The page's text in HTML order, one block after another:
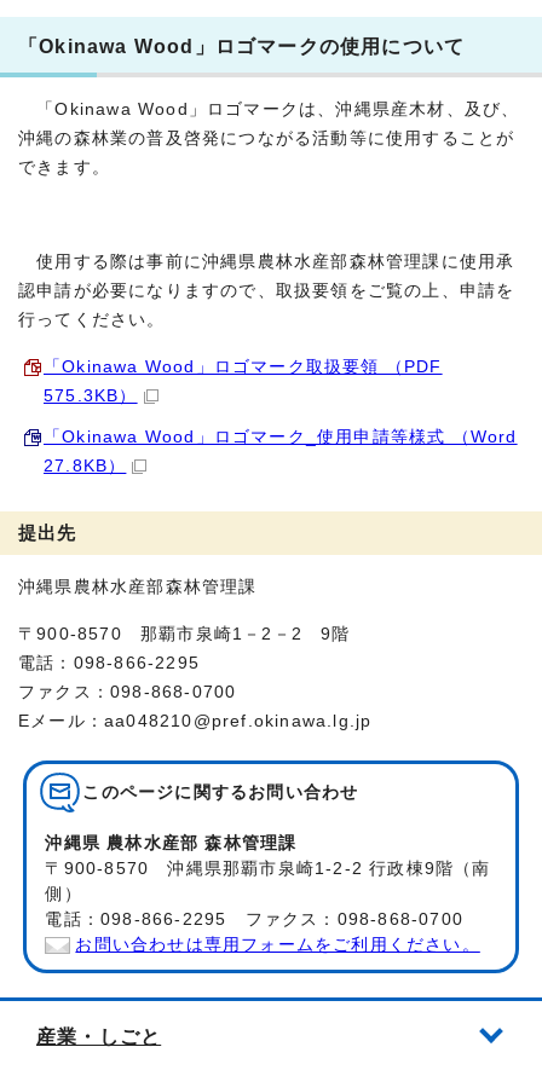
「Okinawa Wood」ロゴマークの使用について
「Okinawa Wood」ロゴマークは、沖縄県産木材、及び、
沖縄の森林業の普及啓発につながる活動等に使用することが
できます。
使用する際は事前に沖縄県農林水産部森林管理課に使用承
認申請が必要になりますので、取扱要領をご覧の上、申請を
行ってください。
「Okinawa Wood」ロゴマーク取扱要領 （PDF
575.3KB）
「Okinawa Wood」ロゴマーク_使用申請等様式 （Word
27.8KB）
提出先
沖縄県農林水産部森林管理課
〒900-8570 那覇市泉崎1－2－2 9階
電話：098-866-2295
ファクス：098-868-0700
Eメール：aa048210@pref.okinawa.lg.jp
このページに関する お問い合わせ
沖縄県 農林水産部 森林管理課
〒900-8570 沖縄県那覇市泉崎1-2-2 行政棟9階（南
側）
電話：098-866-2295 ファクス：098-868-0700
お問い合わせは専用フォームをご利用ください。
産業・しごと